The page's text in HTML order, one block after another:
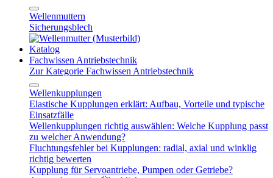
Wellenmuttern
Sicherungsblech
Katalog
Fachwissen Antriebstechnik
Zur Kategorie Fachwissen Antriebstechnik
Wellenkupplungen
Elastische Kupplungen erklärt: Aufbau, Vorteile und typische
Einsatzfälle
Wellenkupplungen richtig auswählen: Welche Kupplung passt
zu welcher Anwendung?
Fluchtungsfehler bei Kupplungen: radial, axial und winklig
richtig bewerten
Kupplung für Servoantriebe, Pumpen oder Getriebe?